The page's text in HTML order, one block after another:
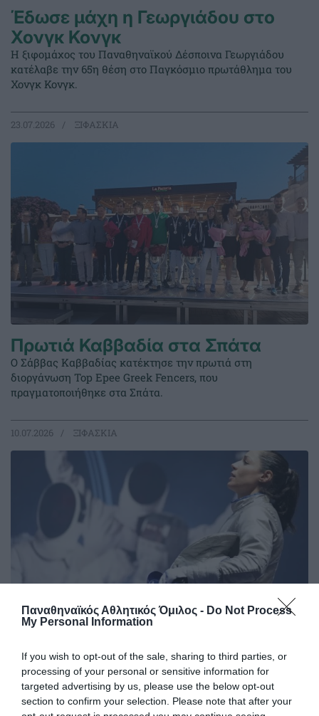
Παναθηναϊκός Αθλητικός Όμιλος - Do Not Process
My Personal Information
If you wish to opt-out of the sale, sharing to third parties, or
processing of your personal or sensitive information for
targeted advertising by us, please use the below opt-out
section to confirm your selection. Please note that after your
Έδωσε μάχη η Γεωργιάδου στο
Χονγκ Κονγκ
Η ξιφομάχος του Παναθηναϊκού Δέσποινα Γεωργιάδου
κατέλαβε την 65η θέση στο Παγκόσμιο πρωτάθλημα του
Χονγκ Κονγκ.
23.07.2026 ΞΙΦΑΣΚΙΑ
Πρωτιά Καββαδία στα Σπάτα
Ο Σάββας Καββαδίας κατέκτησε την πρωτιά στη
διοργάνωση Top Epee Greek Fencers, που
πραγματοποιήθηκε στα Σπάτα.
10.07.2026 ΞΙΦΑΣΚΙΑ
Δυνατή Γεωργιάδου στο
Ευρωπαϊκό
Μια ακόμη δυνατή παρουσία σε μεγάλη διεθνή
διοργάνωση πραγματοποίησε η Δέσποινα Γεωργιάδου, η